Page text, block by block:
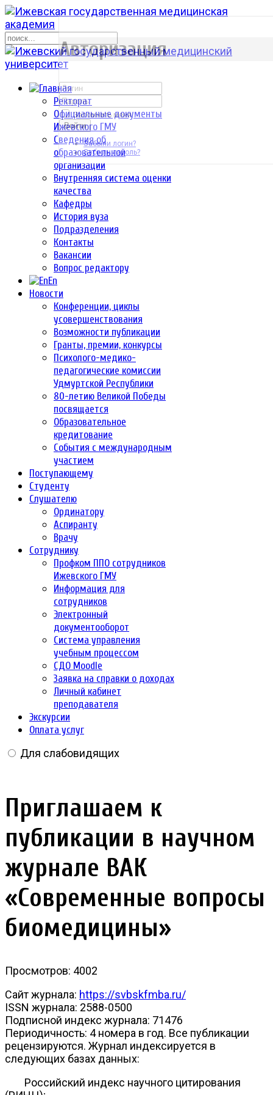
Ректорат
Официальные документы
Ижевского ГМУ
Сведения об
образовательной
организации
Внутренняя система оценки
качества
Кафедры
История вуза
Подразделения
Контакты
Вакансии
Вопрос редактору
En
Новости
Конференции, циклы
усовершенствования
Возможности публикации
Гранты, премии, конкурсы
Психолого-медико-
педагогические комиссии
Удмуртской Республики
80-летию Великой Победы
посвящается
Образовательное
кредитование
События с международным
участием
Поступающему
Студенту
Слушателю
Ординатору
Аспиранту
Врачу
Сотруднику
Профком ППО сотрудников
Ижевского ГМУ
Информация для
сотрудников
Электронный
документооборот
Система управления
учебным процессом
СДО Moodle
Заявка на справки о доходах
Личный кабинет
преподавателя
Экскурсии
Оплата услуг
Для слабовидящих
Приглашаем к
публикации в научном
журнале ВАК
«Современные вопросы
биомедицины»
Просмотров: 4002
Сайт журнала: https://svbskfmba.ru/
ISSN журнала: 2588-0500
Подписной индекс журнала: 71476
Периодичность: 4 номера в год. Все публикации
рецензируются. Журнал индексируется в
следующих базах данных:
Российский индекс научного цитирования
р
Авторизация
Запомнить меня
Войти
Забыли логин?
Забыли пароль?